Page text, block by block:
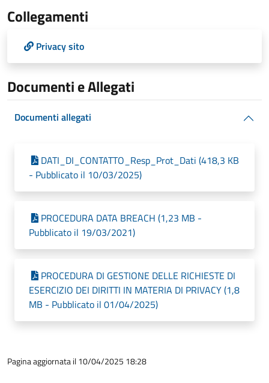
Collegamenti
Privacy sito
Documenti e Allegati
Documenti allegati
DATI_DI_CONTATTO_Resp_Prot_Dati (418,3 KB
- Pubblicato il 10/03/2025)
PROCEDURA DATA BREACH (1,23 MB -
Pubblicato il 19/03/2021)
PROCEDURA DI GESTIONE DELLE RICHIESTE DI
ESERCIZIO DEI DIRITTI IN MATERIA DI PRIVACY (1,8
MB - Pubblicato il 01/04/2025)
Pagina aggiornata il 10/04/2025 18:28